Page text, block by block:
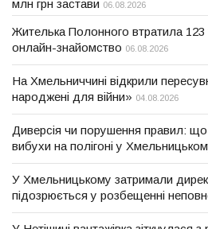
млн грн застави 06.08.2026
Жителька Полонного втратила 123
онлайн-знайомство 06.08.2026
На Хмельниччині відкрили
народжені для війни» 04.08.2026
Диверсія чи порушення правил:
вибухи на полігоні у
У Хмельницькому затримали
підозрюється у розбещенні